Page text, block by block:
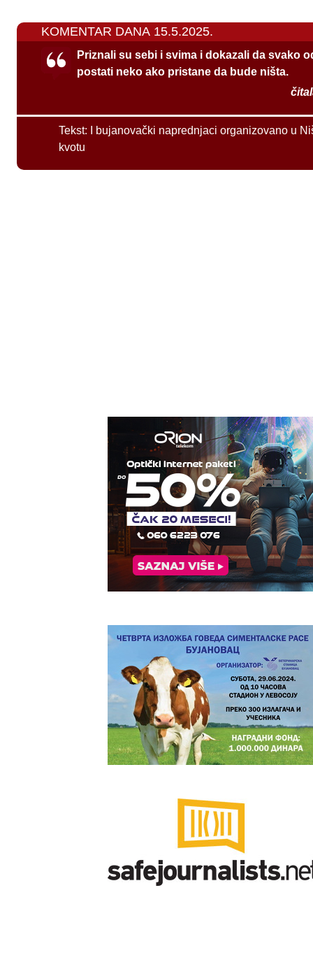
KOMENTAR DANA 15.5.2025.
Priznali su sebi i svima i dokazali da svako
postati neko ako pristane da bude ništa.
Tekst:
I bujanovački naprednjaci organizovano u
kvotu